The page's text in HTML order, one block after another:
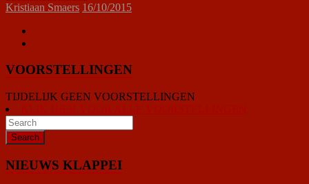
Kristiaan Smaers 16/10/2015
VOORSTELLINGEN
TIJDELIJK GEEN VOORSTELLINGEN
NIEUWS KLAPPEI